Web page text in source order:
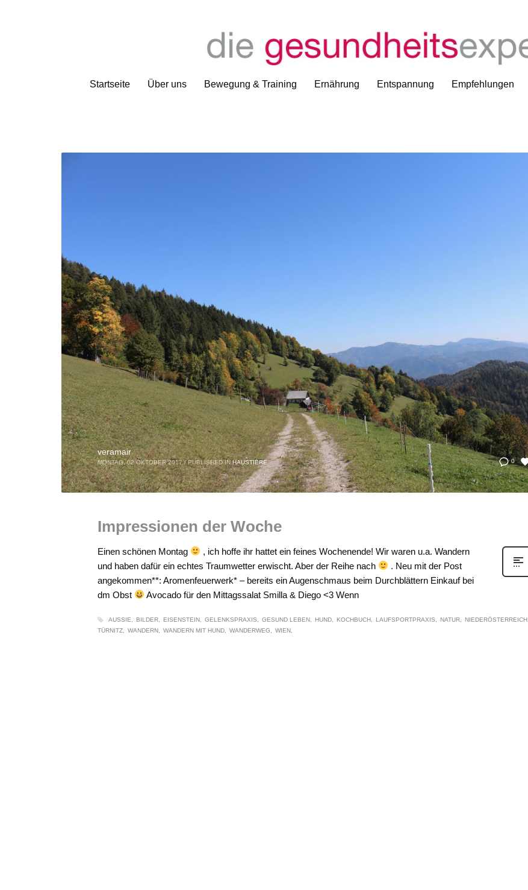
Startseite Über uns Bewegung & Training Ernährung Entspannung Empfehlungen
0
veramair
MONTAG, 02 OKTOBER 2017 / PUBLISHED IN HAUSTIERE
Impressionen der Woche
Einen schönen Montag
, ich hoffe ihr hattet ein feines Wochenende! Wir waren u.a. Wandern
und haben dafür ein echtes Traumwetter erwischt. Aber der Reihe nach
. Neu mit der Post
angekommen**: Aromenfeuerwerk* – bereits ein Augenschmaus beim Durchblättern Einkauf bei
dm Obst
Avocado für den Mittagssalat Smilla & Diego <3 Wenn
AUSSIE BILDER EISENSTEIN GELENKSPRAXIS GESUND LEBEN HUND KOCHBUCH LAUFSPORTPRAXIS NATUR
NIEDERÖSTERREICH
TÜRNITZ
WANDERN WANDERN MIT HUND WANDERWEG WIEN